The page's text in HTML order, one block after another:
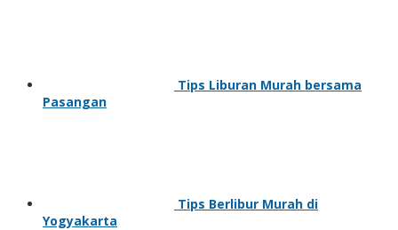
Tips Liburan Murah bersama
Pasangan
Tips Berlibur Murah di
Yogyakarta